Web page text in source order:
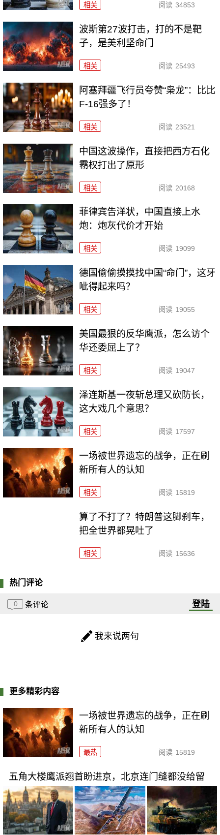
相关 阅读 34853
波斯第27波打击，打的不是靶
子，是美利坚命门
相关 阅读 25493
阿塞拜疆飞行员夸赞“枭龙”：比比
F-16强多了！
相关 阅读 23521
中国这波操作，直接把西方石化
霸权打出了原形
相关 阅读 20168
菲律宾告洋状，中国直接上水
炮：炮灰代价才开始
相关 阅读 19099
德国偷偷摸摸找中国“命门”，这牙
呲得起来吗？
相关 阅读 19055
美国最狠的反华鹰派，怎么访个
华还委屈上了？
相关 阅读 19047
泽连斯基一夜斩总理又砍防长，
这大戏几个意思？
相关 阅读 17597
一场被世界遗忘的战争，正在刷
新所有人的认知
相关 阅读 15819
算了不打了？特朗普这脚刹车，
把全世界都晃吐了
相关 阅读 15636
热门评论
0 条评论 登陆
我来说两句
更多精彩内容
一场被世界遗忘的战争，正在刷
新所有人的认知
最热 阅读 15819
五角大楼鹰派翘首盼进京，北京连门缝都没给留